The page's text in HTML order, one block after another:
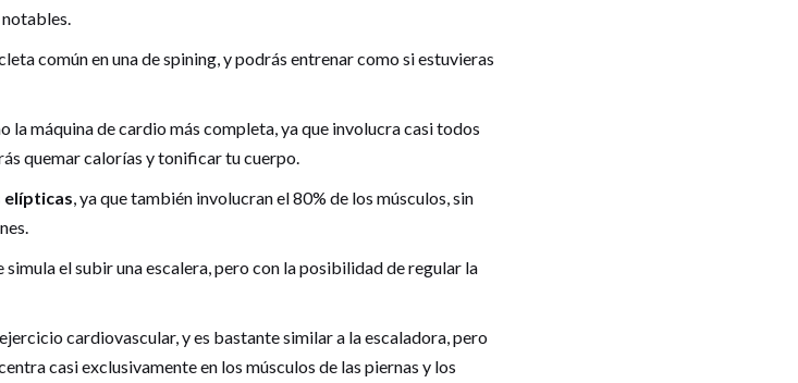
común en una de spining, y podrás entrenar como si estuvieras
la máquina de cardio más completa, ya que involucra casi todos
quemar calorías y tonificar tu cuerpo.
elípticas, ya que también involucran el 80% de los músculos, sin
simula el subir una escalera, pero con la posibilidad de regular la
cardiovascular, y es bastante similar a la escaladora, pero
casi exclusivamente en los músculos de las piernas y los